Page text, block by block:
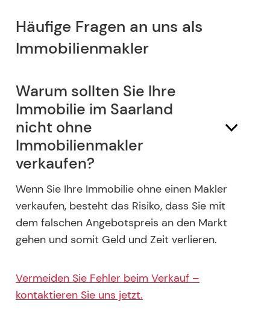
Häufige Fragen an uns als
Immobilienmakler
Warum sollten Sie Ihre
Immobilie im Saarland
nicht ohne
Immobilienmakler
verkaufen?
Wenn Sie Ihre Immobilie ohne einen Makler
verkaufen, besteht das Risiko, dass Sie mit
dem falschen Angebotspreis an den Markt
gehen und somit Geld und Zeit verlieren.
Vermeiden Sie Fehler beim Verkauf –
kontaktieren Sie uns jetzt.